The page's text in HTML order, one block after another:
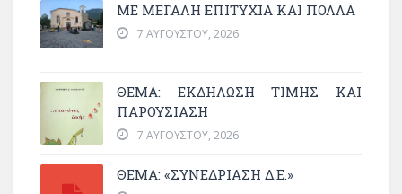
ΜΕ ΜΕΓΆΛΗ ΕΠΙΤΥΧΊΑ ΚΑΙ ΠΟΛΛΆ
7 ΑΥΓΟΎΣΤΟΥ, 2026
ΘΈΜΑ: ΕΚΔΉΛΩΣΗ ΤΙΜΉΣ ΚΑΙ
ΠΑΡΟΥΣΊΑΣΗ
7 ΑΥΓΟΎΣΤΟΥ, 2026
ΘΕΜΑ: «ΣΥΝΕΔΡΊΑΣΗ Δ.Ε.»